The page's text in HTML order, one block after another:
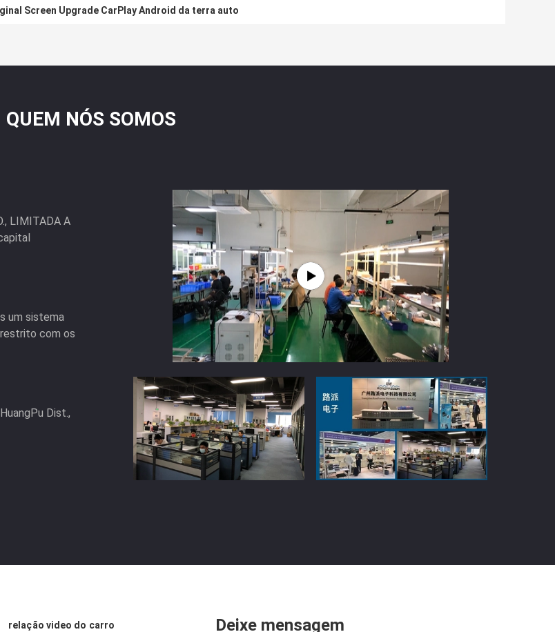
Screen Upgrade CarPlay Android da terra auto
QUEM NÓS SOMOS
LIMITADA A
um sistema
com os
Dist.,
relação video do carro Deixe mensagem